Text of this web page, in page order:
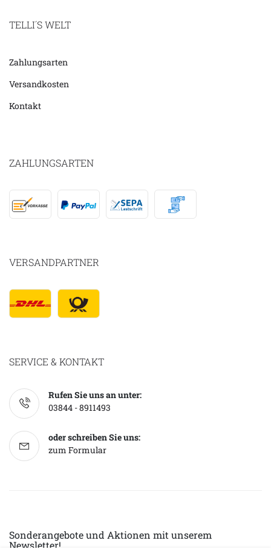
TELLI´S WELT
Zahlungsarten
Versandkosten
Kontakt
ZAHLUNGSARTEN
VERSANDPARTNER
SERVICE & KONTAKT
Rufen Sie uns an unter:
03844 - 8911493
oder schreiben Sie uns:
zum Formular
Sonderangebote und Aktionen mit unserem
Newsletter!